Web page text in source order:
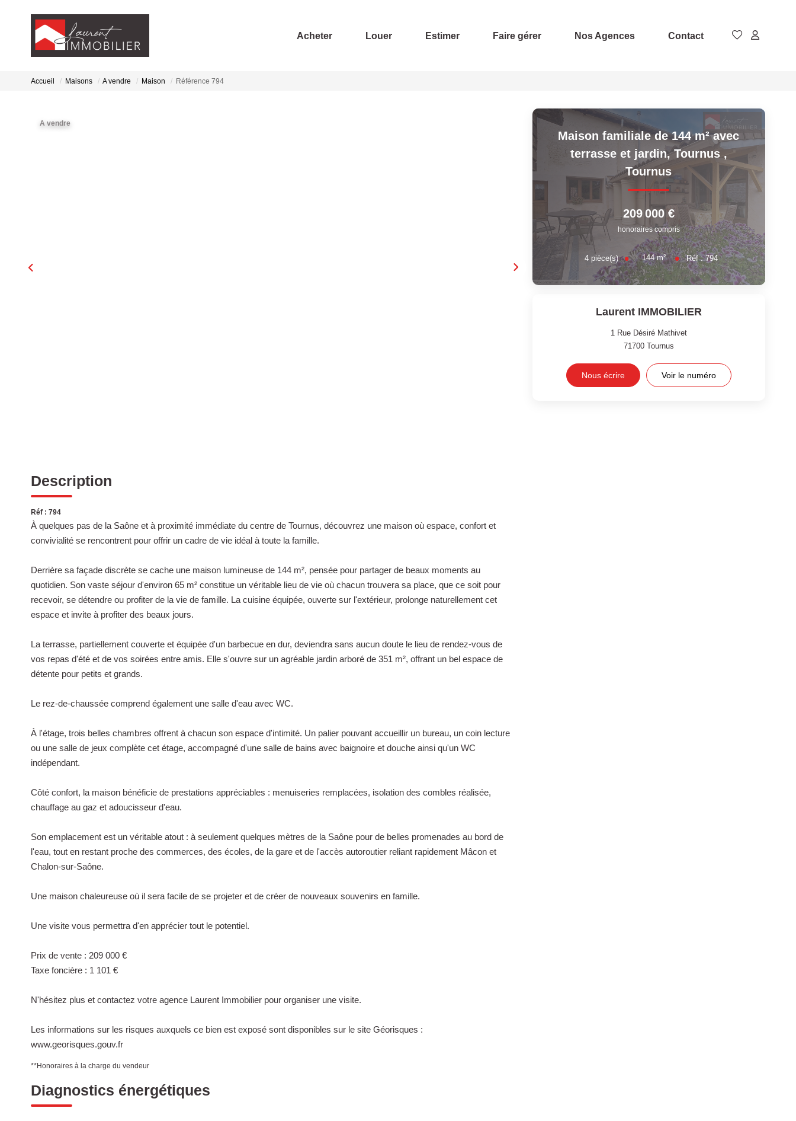
Acheter Louer Estimer Faire gérer Nos Agences Contact
Accueil Maisons A vendre Maison Référence 794
A vendre
Description
Réf : 794
À quelques pas de la Saône et à proximité immédiate du centre de Tournus, découvrez une maison où espace, confort et
convivialité se rencontrent pour offrir un cadre de vie idéal à toute la famille.
Derrière sa façade discrète se cache une maison lumineuse de 144 m², pensée pour partager de beaux moments au
quotidien. Son vaste séjour d'environ 65 m² constitue un véritable lieu de vie où chacun trouvera sa place, que ce soit pour
recevoir, se détendre ou profiter de la vie de famille. La cuisine équipée, ouverte sur l'extérieur, prolonge naturellement cet
espace et invite à profiter des beaux jours.
La terrasse, partiellement couverte et équipée d'un barbecue en dur, deviendra sans aucun doute le lieu de rendez-vous de
vos repas d'été et de vos soirées entre amis. Elle s'ouvre sur un agréable jardin arboré de 351 m², offrant un bel espace de
détente pour petits et grands.
Le rez-de-chaussée comprend également une salle d'eau avec WC.
À l'étage, trois belles chambres offrent à chacun son espace d'intimité. Un palier pouvant accueillir un bureau, un coin lecture
ou une salle de jeux complète cet étage, accompagné d'une salle de bains avec baignoire et douche ainsi qu'un WC
indépendant.
Côté confort, la maison bénéficie de prestations appréciables : menuiseries remplacées, isolation des combles réalisée,
chauffage au gaz et adoucisseur d'eau.
Son emplacement est un véritable atout : à seulement quelques mètres de la Saône pour de belles promenades au bord de
l'eau, tout en restant proche des commerces, des écoles, de la gare et de l'accès autoroutier reliant rapidement Mâcon et
Chalon-sur-Saône.
Une maison chaleureuse où il sera facile de se projeter et de créer de nouveaux souvenirs en famille.
Une visite vous permettra d'en apprécier tout le potentiel.
Prix de vente : 209 000 €
Taxe foncière : 1 101 €
N'hésitez plus et contactez votre agence Laurent Immobilier pour organiser une visite.
Les informations sur les risques auxquels ce bien est exposé sont disponibles sur le site Géorisques :
www.georisques.gouv.fr
**Honoraires à la charge du vendeur
Diagnostics énergétiques
Maison familiale de 144 m² avec
terrasse et jardin, Tournus ,
Tournus
209 000 €
honoraires compris
4 pièce(s) 144m² Réf :794
Laurent IMMOBILIER
1 Rue Désiré Mathivet
71700 Tournus
Nous écrire Voir le numéro